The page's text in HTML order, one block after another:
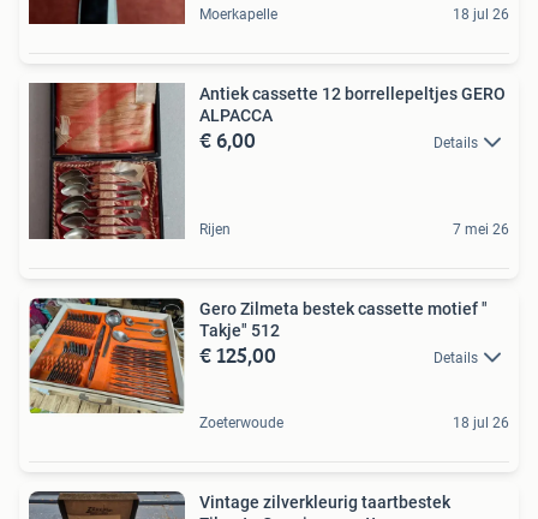
Moerkapelle 18 jul 26
Antiek cassette 12 borrellepeltjes GERO
ALPACCA
€ 6,00 Details
Rijen 7 mei 26
Gero Zilmeta bestek cassette motief "
Takje" 512
€ 125,00 Details
Zoeterwoude 18 jul 26
Vintage zilverkleurig taartbestek